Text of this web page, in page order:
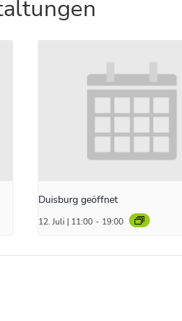
Duisburg geöffnet
12. Juli | 11:00 - 19:00